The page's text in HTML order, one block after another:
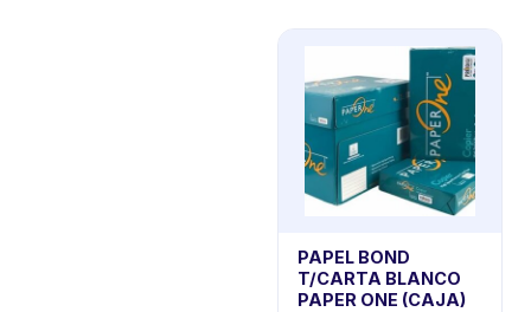
PAPEL BOND
T/CARTA BLANCO
PAPER ONE (CAJA)